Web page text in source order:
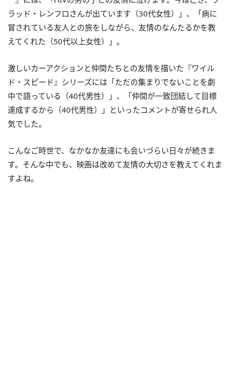
ラッド・レンフロさんが出ています（30代女性）」、「病に
冒されている友人との旅をしながら、友情のなんたるかを教
えてくれた（50代以上女性）」。
激しいカーアクションと仲間たちとの友情を描いた『ワイル
ド・スピード』シリーズには「ただの集まりでないことを劇
中で語っている（40代男性）」、「仲間が一致団結して目標
達成するから（40代男性）」といったコメントが寄せられ人
気でした。
こんなご時世で、なかなか友達にも会いづらい日々が続きま
す。そんな中でも、映画は改めて友情の大切さを教えてくれま
すよね。